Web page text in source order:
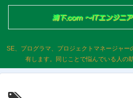
SE、プログラマ、プロジェクトマネージャー
有します。同じことで悩んでいる人の